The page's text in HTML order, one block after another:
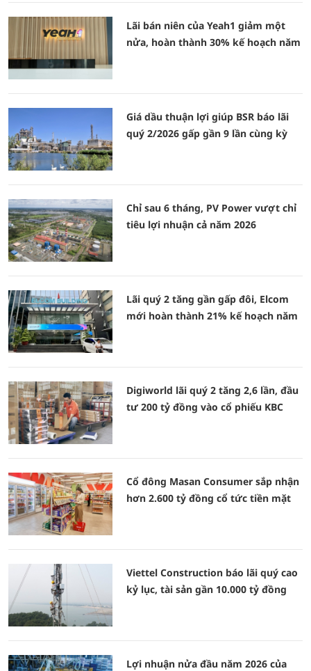
Lãi bán niên của Yeah1 giảm một
nửa, hoàn thành 30% kế hoạch năm
Giá dầu thuận lợi giúp BSR báo lãi
quý 2/2026 gấp gần 9 lần cùng kỳ
Chỉ sau 6 tháng, PV Power vượt chỉ
tiêu lợi nhuận cả năm 2026
Lãi quý 2 tăng gần gấp đôi, Elcom
mới hoàn thành 21% kế hoạch năm
Digiworld lãi quý 2 tăng 2,6 lần, đầu
tư 200 tỷ đồng vào cổ phiếu KBC
Cổ đông Masan Consumer sắp nhận
hơn 2.600 tỷ đồng cổ tức tiền mặt
Viettel Construction báo lãi quý cao
kỷ lục, tài sản gần 10.000 tỷ đồng
Lợi nhuận nửa đầu năm 2026 của